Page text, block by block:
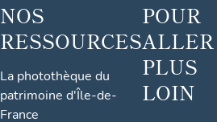
NOS
RESSOURCES
La photothèque du
patrimoine d'Île-de-
France
POUR
ALLER
PLUS
LOIN